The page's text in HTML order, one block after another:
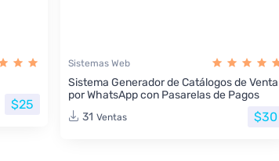
$25
Sistemas Web
Sistema Generador de Catálogos de Venta
por WhatsApp con Pasarelas de Pagos
31 Ventas $30